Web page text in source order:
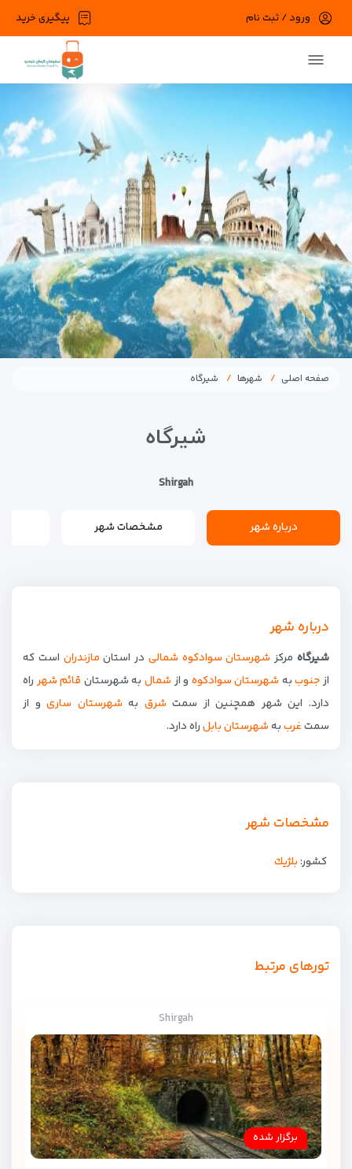
پیگیری خرید ورود / ثبت نام
صفحه اصلی شهرها شیرگاه
شیرگاه
Shirgah
درباره شهر مشخصات شهر
درباره شهر
شیرگاهمرکز شهرستان سوادکوه شمالی در استان مازندران است که
ازجنوببه شهرستان سوادکوه و از شمال به شهرستان قائم شهر راه
دارد. این شهر همچنین از سمت شرق به شهرستان ساریو از
سمتغرببهشهرستان بابلراه دارد.
مشخصات شهر
کشور:بلژيك
تورهای مرتبط
Shirgah
برگزار شده